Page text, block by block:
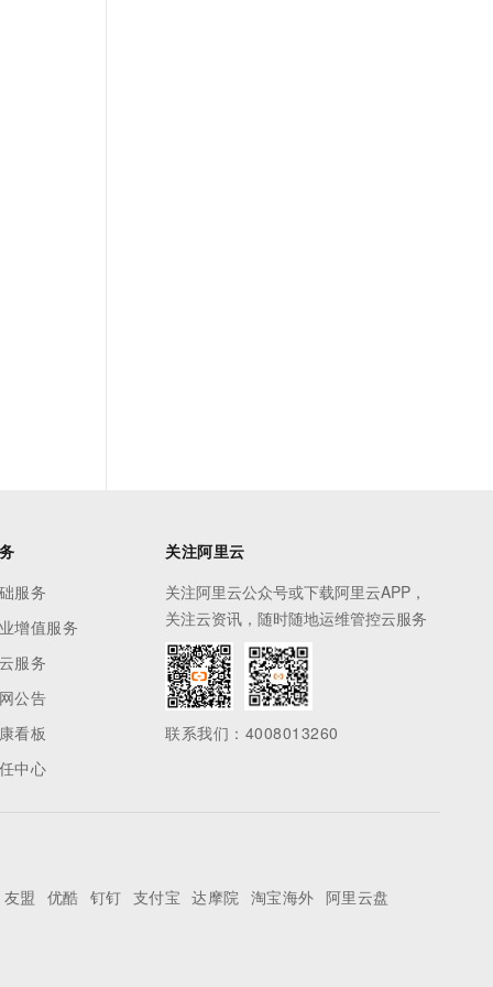
服务
增值服务
服务
公告
看板
中心
关注阿里云
关注阿里云公众号或下载阿里云APP，
关注云资讯，随时随地运维管控云服务
联系我们：4008013260
友盟 优酷 钉钉 支付宝 达摩院 淘宝海外 阿里云盘